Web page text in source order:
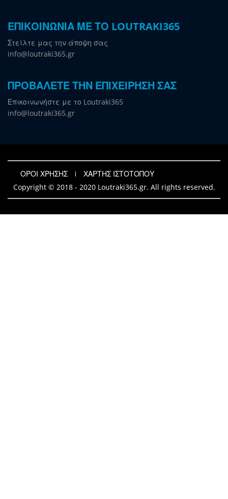
ΕΠΙΚΟΙΝΩΝΙΑ ΜΕ ΤΟ LOUTRAKI365
Στείλτε μας την άποψη σας
info@loutraki365.gr
ΠΡΟΒΑΛΕΤΕ ΤΗΝ ΕΠΙΧΕΙΡΗΣΗ ΣΑΣ
Επικοινωνήστε με το Loutraki365
info@loutraki365.gr
ΟΡΟΙ ΧΡΗΣΗΣ
ΧΑΡΤΗΣ ΙΣΤΟΤΟΠΟΥ
Copyright © 2018 - 2020 Loutraki365.gr. All rights reserved.